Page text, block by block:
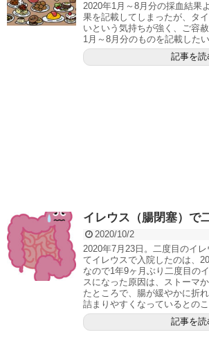
2020年1月～8月分の採血結果
果を記載してしまったが、タ
いという気持ちが強く、ご容
1月～8月分のものを記載した
記事を読
イレウス（腸閉塞）で
2020/10/2
2020年7月23日。二度目のイ
てイレウスで入院したのは、
なので1年9ヶ月ぶり二度目の
スになった原因は、ストーマ
たところで、腸が緩やかに折
詰まりやすくなっているとのこ
記事を読